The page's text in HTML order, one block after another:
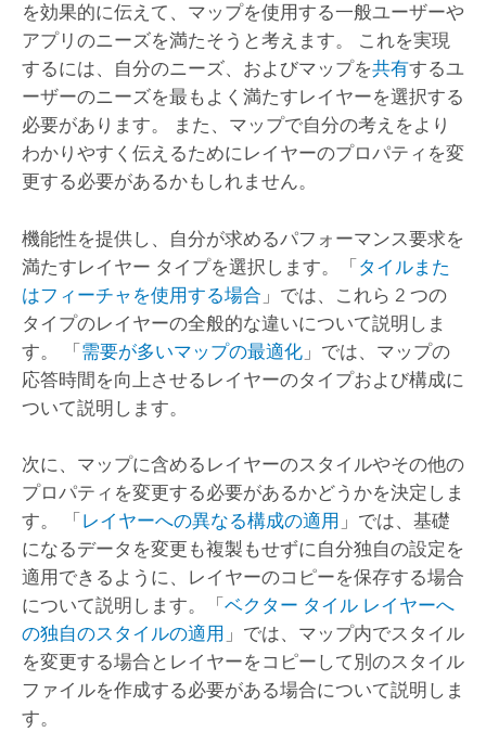
を効果的に伝えて、マップを使用する一般ユーザーや
アプリのニーズを満たそうと考えます。 これを実現
するには、自分のニーズ、およびマップを共有するユ
ーザーのニーズを最もよく満たすレイヤーを選択する
必要があります。 また、マップで自分の考えをより
わかりやすく伝えるためにレイヤーのプロパティを変
更する必要があるかもしれません。
機能性を提供し、自分が求めるパフォーマンス要求を
満たすレイヤー タイプを選択します。
「タイルまた
はフィーチャを使用する場合 」では、これら 2 つの
タイプのレイヤーの全般的な違いについて説明しま
す。
「需要が多いマップの最適化」では、マップの
応答時間を向上させるレイヤーのタイプおよび構成に
ついて説明します。
次に、マップに含めるレイヤーのスタイルやその他の
プロパティを変更する必要があるかどうかを決定しま
す。 「 レイヤーへの異なる構成の適用 」では、基礎
になるデータを変更も複製もせずに自分独自の設定を
適用できるように、レイヤーのコピーを保存する場合
について説明します。
「 ベクター タイル レイヤーへ
の独自のスタイルの適用 」では、マップ内でスタイル
を変更する場合とレイヤーをコピーして別のスタイル
ファイルを作成する必要がある場合について説明しま
す。